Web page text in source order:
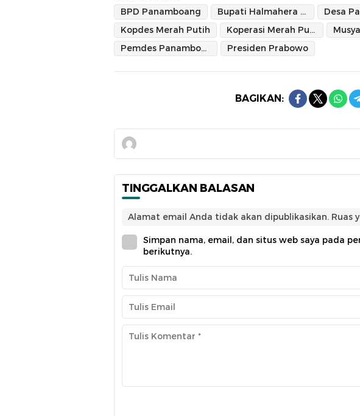
BPD Panamboang Bupati Halmahera Selatan
Desa
Kopdes Merah Putih
Koperasi Merah Putih
Pemdes Panamboang
Presiden Prabowo
BAGIKAN:
TINGGALKAN BALASAN
Alamat email Anda tidak akan dipublikasikan. Ruas
Simpan nama, email, dan situs web saya pada
berikutnya.